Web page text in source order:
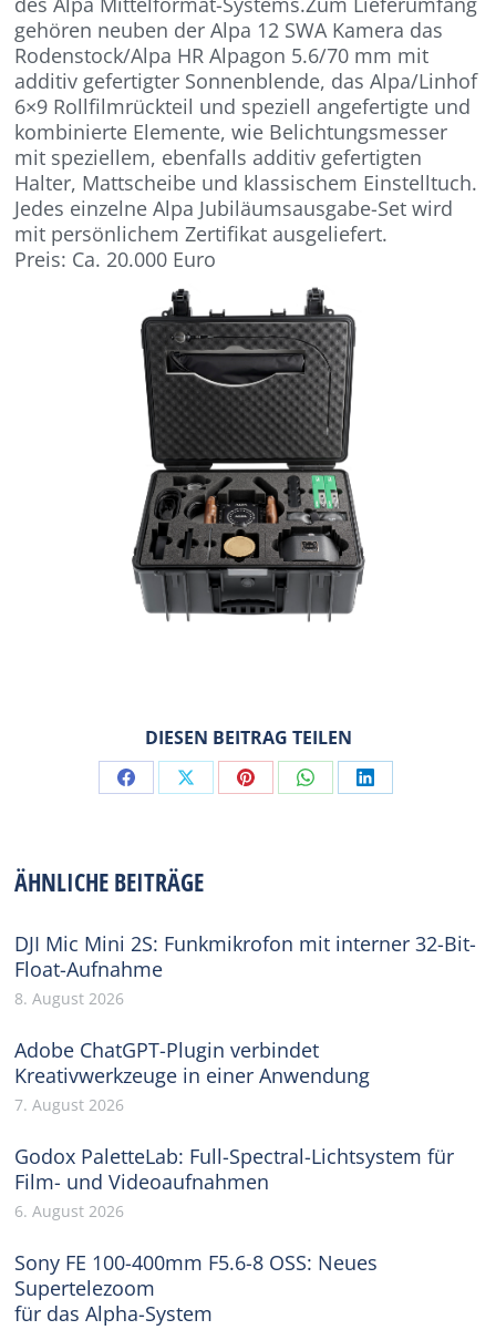
gehören neuben der Alpa 12 SWA Kamera das
Rodenstock/Alpa HR Alpagon 5.6/70 mm mit
additiv gefertigter Sonnenblende, das Alpa/Linhof
6×9 Rollfilmrückteil und speziell angefertigte und
kombinierte Elemente, wie Belichtungsmesser
mit speziellem, ebenfalls additiv gefertigten
Halter, Mattscheibe und klassischem Einstelltuch.
Jedes einzelne Alpa Jubiläumsausgabe-Set wird
mit persönlichem Zertifikat ausgeliefert.
Preis: Ca. 20.000 Euro
DIESEN BEITRAG TEILEN
Share Share Share Share Share
ÄHNLICHE BEITRÄGE
DJI Mic Mini 2S: Funkmikrofon mit interner 32-Bit-
Float-Aufnahme
8. August 2026
Adobe ChatGPT-Plugin verbindet
Kreativwerkzeuge in einer Anwendung
7. August 2026
Godox PaletteLab: Full-Spectral-Lichtsystem für
Film- und Videoaufnahmen
6. August 2026
Sony FE 100-400mm F5.6-8 OSS: Neues
Supertelezoom
für das Alpha-System